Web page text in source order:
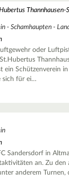
Thannhausen-
- Schamhaupten -
oder
ein Schützenverein
sich für ei…
Sandersdorf in
an. Zu den
anderem Turnen,